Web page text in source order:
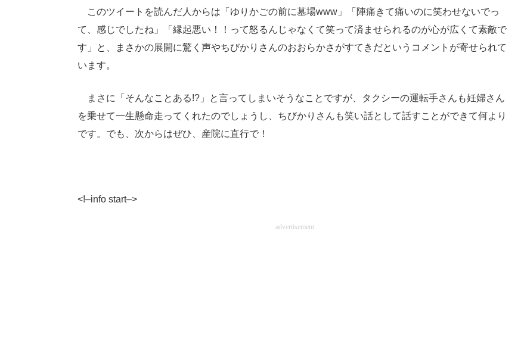
このツイートを読んだ人からは「ゆりかごの前に墓場www」「陣痛きて痛いのに笑わせないでっ
て、感じでしたね」「縁起悪い！！って怒るんじゃなくて笑って済ませられるのが心が広くて素敵で
す」と、まさかの展開に驚く声やちびかりさんのおおらかさがすてきだというコメントが寄せられて
います。
まさに「そんなことある!?」と言ってしまいそうなことですが、タクシーの運転手さんも妊婦さん
を乗せて一生懸命走ってくれたのでしょうし、ちびかりさんも笑い話として話すことができて何より
です。でも、次からはぜひ、産院に直行で！
<!–info start–>
advertisement